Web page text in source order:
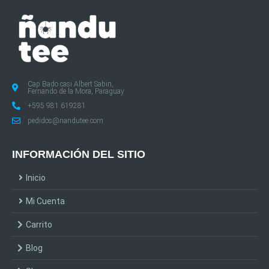
Cap Bado casi Albert Sabin,
Fernando de la Mora, Paraguay
+595 981 619281
pedidos@nandutee.com
INFORMACIÓN DEL SITIO
Inicio
Mi Cuenta
Carrito
Blog